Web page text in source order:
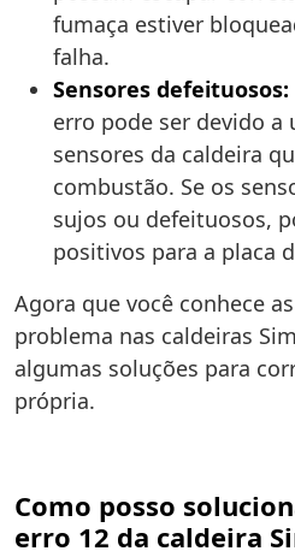
fumaça estiver
falha.
Sensores defeituosos:
erro pode ser devido a
sensores da caldeira
combustão. Se os
sujos ou defeituosos,
positivos para a placa
Agora que você conhece
problema nas caldeiras
algumas soluções para
própria.
Como posso
erro 12 da caldeira